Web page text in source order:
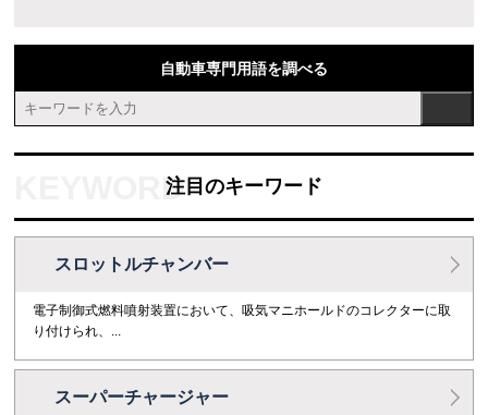
自動車専門用語を調べる
注目のキーワード
スロットルチャンバー
電子制御式燃料噴射装置において、吸気マニホールドのコレクターに取
り付けられ、...
スーパーチャージャー